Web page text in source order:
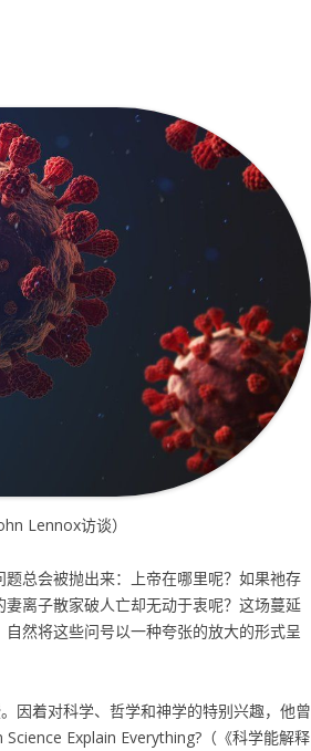
Lennox访谈）
总会被抛出来：上帝在哪里呢？如果祂存
离子散家破人亡却无动于衷呢？这场蔓延
然将这些问号以一种夸张的放大的形式呈
因着对科学、哲学和神学的特别兴趣，他曾
Explain Everything?（《科学能解释